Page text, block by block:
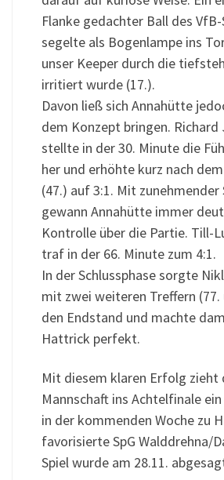
Flanke gedachter Ball des VfB-
segelte als Bogenlampe ins
unser Keeper durch die
irritiert wurde (17.).
Davon ließ sich Annahütte
dem Konzept bringen. Richard
stellte in der 30. Minute die
her und erhöhte kurz nach
(47.) auf 3:1. Mit zunehmender
gewann Annahütte immer
Kontrolle über die Partie. Till-
traf in der 66. Minute zum 4:1.
In der Schlussphase sorgte
mit zwei weiteren Treffern (77.
den Endstand und machte
Hattrick perfekt.
Mit diesem klaren Erfolg zieht
Mannschaft ins Achtelfinale
in der kommenden Woche zu
favorisierte SpG Walddrehna/
Spiel wurde am 28.11.